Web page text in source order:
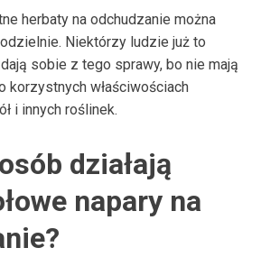
herbaty na odchudzanie można
Niektórzy ludzie już to
sobie z tego sprawy, bo nie mają
korzystnych właściwościach
i innych roślinek.
działają
napary na